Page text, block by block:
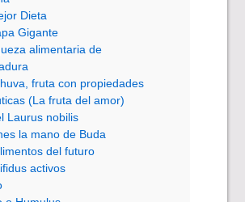
Dieta
Gigante
alimentaria de
fruta con propiedades
(La fruta del amor)
Laurus nobilis
la mano de Buda
del futuro
activos